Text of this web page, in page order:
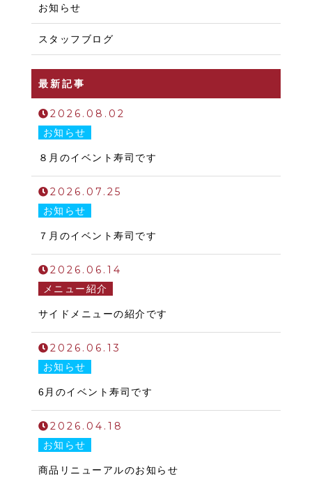
お知らせ
スタッフブログ
最新記事
2026.08.02
お知らせ
８月のイベント寿司です
2026.07.25
お知らせ
７月のイベント寿司です
2026.06.14
メニュー紹介
サイドメニューの紹介です
2026.06.13
お知らせ
6月のイベント寿司です
2026.04.18
お知らせ
商品リニューアルのお知らせ